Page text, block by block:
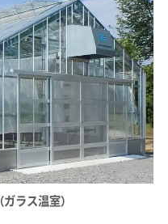
（ガラス温室）